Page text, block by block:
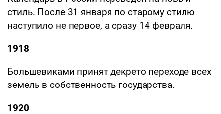
стиль. После 31 января по старому стилю
наступило не первое, а сразу 14 февраля.
1918
Большевиками принят декрето переходе всех
земель в собственность государства.
1920